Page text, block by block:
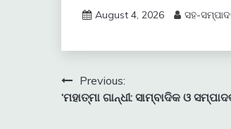
August 4, 2026 ସହ-
Post
navigation
Previous:
‘ମହାତ୍ମା ଗାନ୍ଧୀ: ସାମ୍ବାଦିକ ଓ